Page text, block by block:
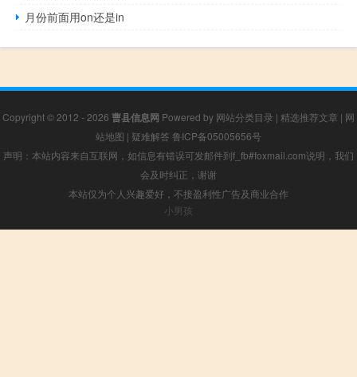
月份前面用on还是in
Copyright © 2012 - 2026 曹县信息网 Powered by 网站分类目录 | 精选推荐文章 | 网
站地图 | 疑难解答 鲁ICP备05005656号
声明：本站内容来自互联网，如信息有错误可发邮件到f_fb#foxmail.com说明，我们
会及时纠正，谢谢
本站仅为个人兴趣爱好，不接盈利性广告及商业合作
小男孩